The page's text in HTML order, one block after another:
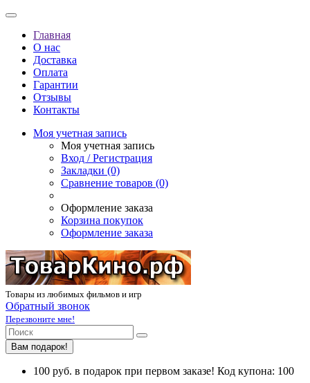
Главная
О нас
Доставка
Оплата
Гарантии
Отзывы
Контакты
Моя учетная запись
Моя учетная запись
Вход / Регистрация
Закладки (0)
Сравнение товаров (0)
Оформление заказа
Корзина покупок
Оформление заказа
Товары из любимых фильмов и игр
Обратный звонок
Перезвоните мне!
Вам подарок!
100 руб. в подарок при первом заказе! Код купона: 100